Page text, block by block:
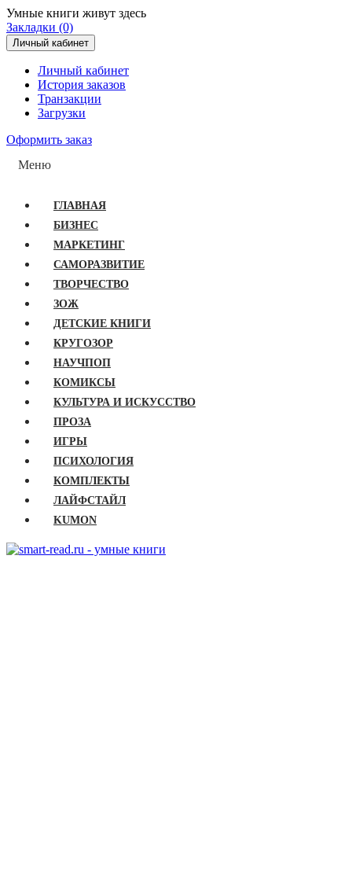
Умные книги живут здесь
Закладки (0)
Личный кабинет
Личный кабинет
История заказов
Транзакции
Загрузки
Оформить заказ
Меню
ГЛАВНАЯ
БИЗНЕС
МАРКЕТИНГ
САМОРАЗВИТИЕ
ТВОРЧЕСТВО
ЗОЖ
ДЕТСКИЕ КНИГИ
КРУГОЗОР
НАУЧПОП
КОМИКСЫ
КУЛЬТУРА И ИСКУССТВО
ПРОЗА
ИГРЫ
ПСИХОЛОГИЯ
КОМПЛЕКТЫ
ЛАЙФСТАЙЛ
KUMON